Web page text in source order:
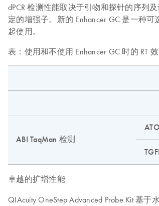
dPCR 检测性能取决于引物和探针的序列
定的增强子。新的 Enhancer GC 是一种
起使用。
表：使用和不使用 Enhancer GC 时的 RT
ABI TaqMan 检测
卓越的扩增性能
QIAcuity OneStep Advanced Probe Kit 基